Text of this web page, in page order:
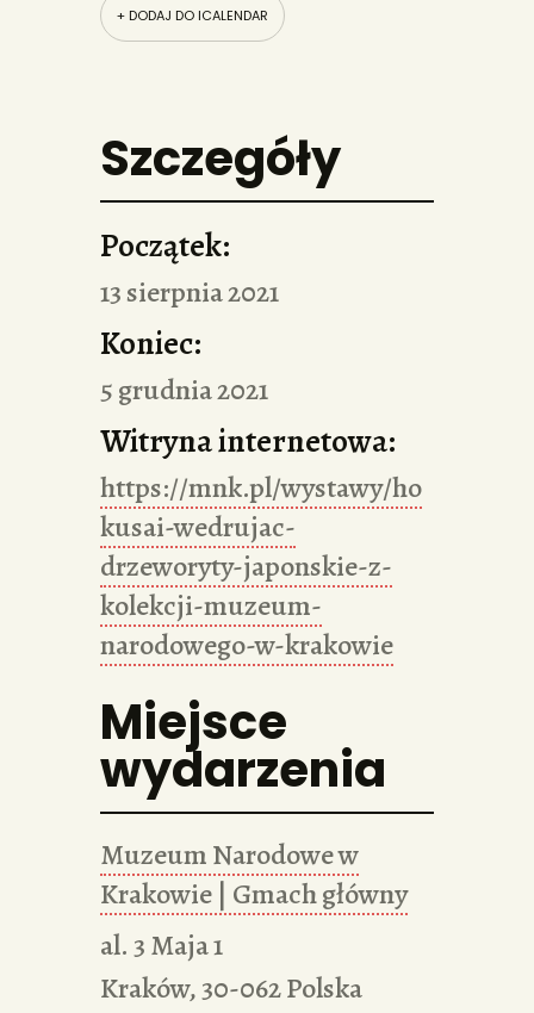
+ DODAJ DO ICALENDAR
Szczegóły
Początek:
13 sierpnia 2021
Koniec:
5 grudnia 2021
Witryna internetowa:
https://mnk.pl/wystawy/ho
kusai-wedrujac-
drzeworyty-japonskie-z-
kolekcji-muzeum-
narodowego-w-krakowie
Miejsce
wydarzenia
Muzeum Narodowe w
Krakowie | Gmach główny
al. 3 Maja 1
Kraków,30-062Polska